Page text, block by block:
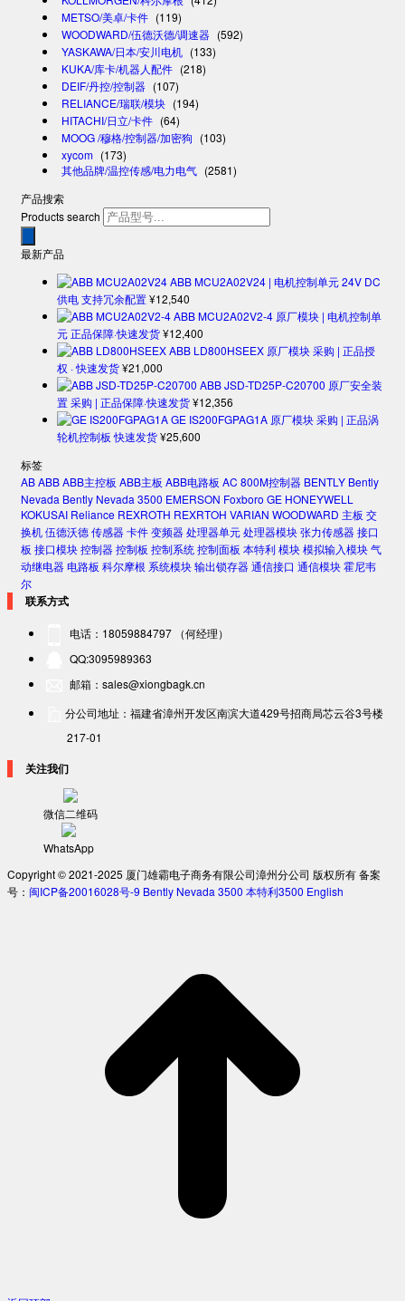
METSO/美卓/卡件 (119)
WOODWARD/伍德沃德/调速器 (592)
YASKAWA/日本/安川电机 (133)
KUKA/库卡/机器人配件 (218)
DEIF/丹控/控制器 (107)
RELIANCE/瑞联/模块 (194)
HITACHI/日立/卡件 (64)
MOOG /穆格/控制器/加密狗 (103)
xycom (173)
其他品牌/温控传感/电力电气 (2581)
产品搜索
Products search
最新产品
ABB MCU2A02V24 | 电机控制单元 24V DC
供电 支持冗余配置¥12,540
ABB MCU2A02V2-4 原厂模块 | 电机控制单
元 正品保障·快速发货¥12,400
ABB LD800HSEEX 原厂模块 采购 | 正品授
权 · 快速发货¥21,000
ABB JSD-TD25P-C20700 原厂安全装
置 采购 | 正品保障·快速发货¥12,356
GE IS200FGPAG1A 原厂模块 采购 | 正品涡
轮机控制板 快速发货¥25,600
标签
ABABBABB主控板 ABB主板 ABB电路板 AC 800M控制器 BENTLY Bently
Nevada Bently Nevada 3500 EMERSON Foxboro GE HONEYWELL
KOKUSAI Reliance REXROTH REXRTOH VARIAN WOODWARD 主板 交
换机伍德沃德传感器卡件变频器处理器单元处理器模块张力传感器接口
板 接口模块控制器控制板 控制系统控制面板 本特利模块模拟输入模块气
动继电器电路板 科尔摩根 系统模块输出锁存器通信接口 通信模块霍尼韦
尔
联系方式
电话：18059884797 （何经理）
QQ:3095989363
邮箱：sales@xiongbagk.cn
分公司地址：福建省漳州开发区南滨大道429号招商局芯云谷3号楼
217-01
关注我们
微信二维码
WhatsApp
Copyright © 2021-2025 厦门雄霸电子商务有限公司漳州分公司 版权所有 备案
号： 闽ICP备20016028号-9 Bently Nevada 3500 本特利3500 English